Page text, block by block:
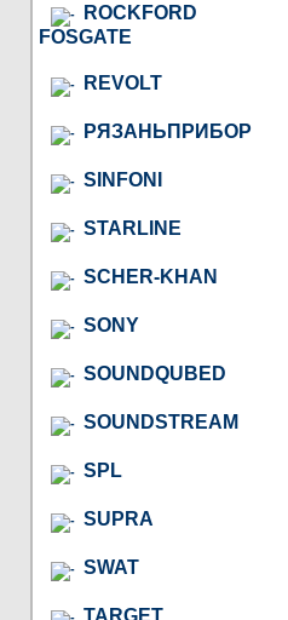
ROCKFORD
FOSGATE
REVOLT
РЯЗАНЬПРИБОР
SINFONI
STARLINE
SCHER-KHAN
SONY
SOUNDQUBED
SOUNDSTREAM
SPL
SUPRA
SWAT
TARGET